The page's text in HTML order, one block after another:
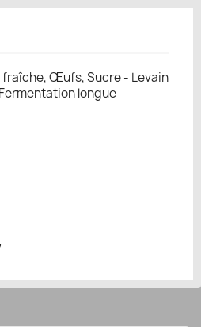
fraîche, Œufs, Sucre - Levain
longue